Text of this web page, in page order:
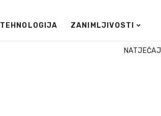
TEHNOLOGIJA ZANIMLJIVOSTI
NATJEČAJI